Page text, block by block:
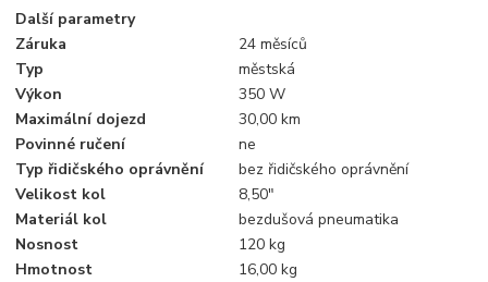
Další parametry
Záruka
24 měsíců
Typ
městská
Výkon
350 W
Maximální dojezd
30,00 km
Povinné ručení
ne
Typ řidičského oprávnění
bez řidičského oprávnění
Velikost kol
8,50"
Materiál kol
bezdušová pneumatika
Nosnost
120 kg
Hmotnost
16,00 kg